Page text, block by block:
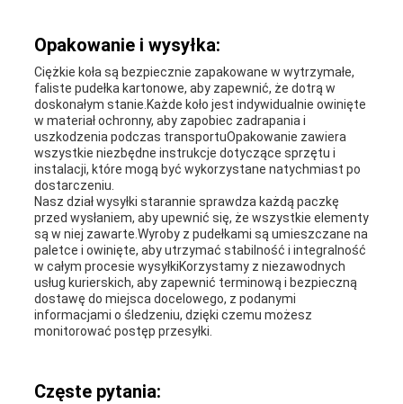
Opakowanie i wysyłka:
Ciężkie koła są bezpiecznie zapakowane w wytrzymałe,
faliste pudełka kartonowe, aby zapewnić, że dotrą w
doskonałym stanie.Każde koło jest indywidualnie owinięte
w materiał ochronny, aby zapobiec zadrapania i
uszkodzenia podczas transportuOpakowanie zawiera
wszystkie niezbędne instrukcje dotyczące sprzętu i
instalacji, które mogą być wykorzystane natychmiast po
dostarczeniu.
Nasz dział wysyłki starannie sprawdza każdą paczkę
przed wysłaniem, aby upewnić się, że wszystkie elementy
są w niej zawarte.Wyroby z pudełkami są umieszczane na
paletce i owinięte, aby utrzymać stabilność i integralność
w całym procesie wysyłkiKorzystamy z niezawodnych
usług kurierskich, aby zapewnić terminową i bezpieczną
dostawę do miejsca docelowego, z podanymi
informacjami o śledzeniu, dzięki czemu możesz
monitorować postęp przesyłki.
Częste pytania: